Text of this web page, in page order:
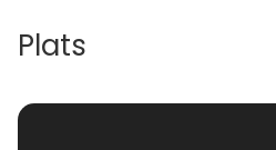
Plats